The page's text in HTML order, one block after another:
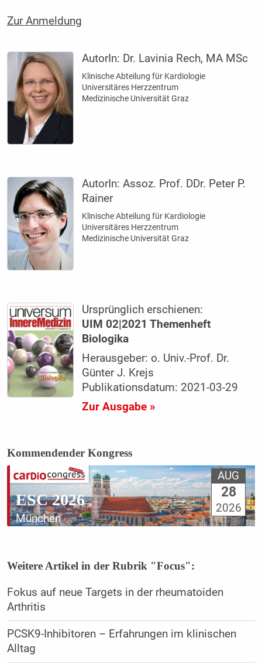
Zur Anmeldung
AutorIn: Dr. Lavinia Rech, MA MSc
Klinische Abteilung für Kardiologie
Universitäres Herzzentrum
Medizinische Universität Graz
AutorIn:Assoz. Prof. DDr. Peter P.
Rainer
Klinische Abteilung für Kardiologie
Universitäres Herzzentrum
Medizinische Universität Graz
Ursprünglich erschienen:
UIM 02|2021 Themenheft
Biologika
Herausgeber: o. Univ.-Prof. Dr.
Günter J. Krejs
Publikationsdatum: 2021-03-29
Zur Ausgabe »
Kommendender Kongress
ESC 2026
München
AUG
28
2026
Weitere Artikel in der Rubrik "Focus":
Fokus auf neue Targets in der rheumatoiden
Arthritis
PCSK9-Inhibitoren – Erfahrungen im klinischen
Alltag